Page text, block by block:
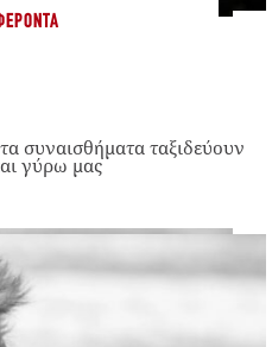
συναισθήματα ταξιδεύουν
γύρω μας